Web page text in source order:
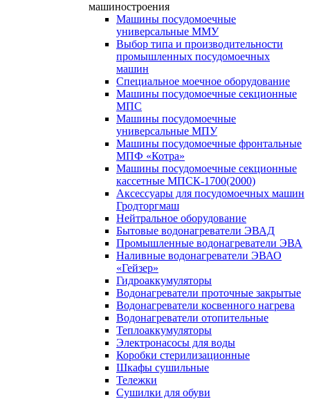
машиностроения
Машины посудомоечные
универсальные ММУ
Выбор типа и производительности
промышленных посудомоечных
машин
Специальное моечное оборудование
Машины посудомоечные секционные
МПС
Машины посудомоечные
универсальные МПУ
Машины посудомоечные фронтальные
МПФ «Котра»
Машины посудомоечные секционные
кассетные МПСК-1700(2000)
Аксессуары для посудомоечных машин
Гродторгмаш
Нейтральное оборудование
Бытовые водонагреватели ЭВАД
Промышленные водонагреватели ЭВА
Наливные водонагреватели ЭВАО
«Гейзер»
Гидроаккумуляторы
Водонагреватели проточные закрытые
Водонагреватели косвенного нагрева
Водонагреватели отопительные
Теплоаккумуляторы
Электронасосы для воды
Коробки стерилизационные
Шкафы сушильные
Тележки
Сушилки для обуви